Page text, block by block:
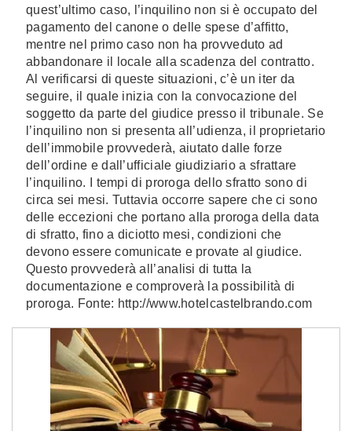
quest’ultimo caso, l’inquilino non si è occupato del
pagamento del canone o delle spese d’affitto,
mentre nel primo caso non ha provveduto ad
abbandonare il locale alla scadenza del contratto.
Al verificarsi di queste situazioni, c’è un iter da
seguire, il quale inizia con la convocazione del
soggetto da parte del giudice presso il tribunale. Se
l’inquilino non si presenta all’udienza, il proprietario
dell’immobile provvederà, aiutato dalle forze
dell’ordine e dall’ufficiale giudiziario a sfrattare
l’inquilino. I tempi di proroga dello sfratto sono di
circa sei mesi. Tuttavia occorre sapere che ci sono
delle eccezioni che portano alla proroga della data
di sfratto, fino a diciotto mesi, condizioni che
devono essere comunicate e provate al giudice.
Questo provvederà all’analisi di tutta la
documentazione e comproverà la possibilità di
proroga. Fonte: http://www.hotelcastelbrando.com